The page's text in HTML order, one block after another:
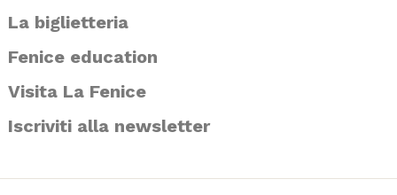
La biglietteria
Fenice education
Visita La Fenice
Iscriviti alla newsletter